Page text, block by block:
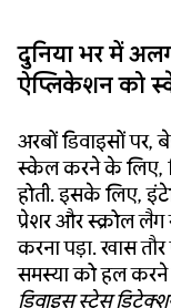
दुनिया भर में
ऐप्लिकेशन को
अरबों डिवाइसों पर,
स्केल करने के लिए,
होती. इसके लिए,
प्रेशर और स्क्रोल
करना पड़ा. खास
समस्या को हल
डिवाइस स्ट्रेस